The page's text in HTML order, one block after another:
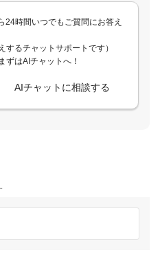
24時間いつでもご質問にお答え
するチャットサポートです）
ずはAIチャットへ！
AIチャットに相談する